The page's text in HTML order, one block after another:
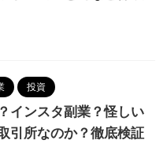
投資
インスタ副業？怪しい
引所なのか？徹底検証